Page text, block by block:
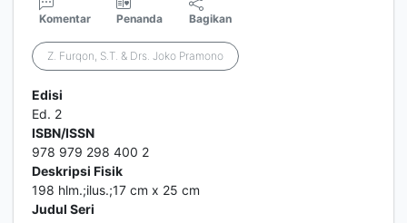
Komentar Penanda Bagikan
Z. Furqon, S.T. & Drs. Joko Pramono
Edisi
Ed. 2
ISBN/ISSN
978 979 298 400 2
Deskripsi Fisik
198 hlm.;ilus.;17 cm x 25 cm
Judul Seri